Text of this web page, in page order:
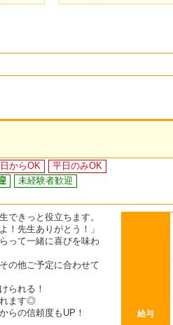
からOK
平日のみOK
未経験者歓迎
できっと役立ちます。
！先生ありがとう！」
って一緒に喜びを味わ
の他ご予定に合わせて
られる！
ます◎
らの信頼度もUP！
給与